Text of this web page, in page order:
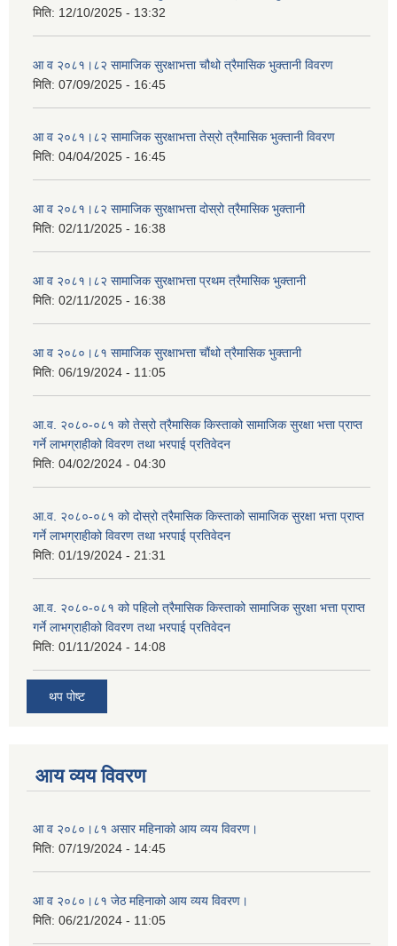
मिति: 12/10/2025 - 13:32
आ व २०८१।८२ सामाजिक सुरक्षाभत्ता चौथो त्रैमासिक भुक्तानी विवरण
मिति: 07/09/2025 - 16:45
आ व २०८१।८२ सामाजिक सुरक्षाभत्ता तेस्रो त्रैमासिक भुक्तानी विवरण
मिति: 04/04/2025 - 16:45
आ व २०८१।८२ सामाजिक सुरक्षाभत्ता दोस्रो त्रैमासिक भुक्तानी
मिति: 02/11/2025 - 16:38
आ व २०८१।८२ सामाजिक सुरक्षाभत्ता प्रथम त्रैमासिक भुक्तानी
मिति: 02/11/2025 - 16:38
आ व २०८०।८१ सामाजिक सुरक्षाभत्ता चौंथो त्रैमासिक भुक्तानी
मिति: 06/19/2024 - 11:05
आ.व. २०८०-०८१ को तेस्रो त्रैमासिक किस्ताको सामाजिक सुरक्षा भत्ता प्राप्त
गर्ने लाभग्राहीको विवरण तथा भरपाई प्रतिवेदन
मिति: 04/02/2024 - 04:30
आ.व. २०८०-०८१ को दोस्रो त्रैमासिक किस्ताको सामाजिक सुरक्षा भत्ता प्राप्त
गर्ने लाभग्राहीको विवरण तथा भरपाई प्रतिवेदन
मिति: 01/19/2024 - 21:31
आ.व. २०८०-०८१ को पहिलो त्रैमासिक किस्ताको सामाजिक सुरक्षा भत्ता प्राप्त
गर्ने लाभग्राहीको विवरण तथा भरपाई प्रतिवेदन
मिति: 01/11/2024 - 14:08
थप पोष्ट
आय व्यय विवरण
आ व २०८०।८१ असार महिनाको आय व्यय विवरण।
मिति: 07/19/2024 - 14:45
आ व २०८०।८१ जेठ महिनाको आय व्यय विवरण।
मिति: 06/21/2024 - 11:05